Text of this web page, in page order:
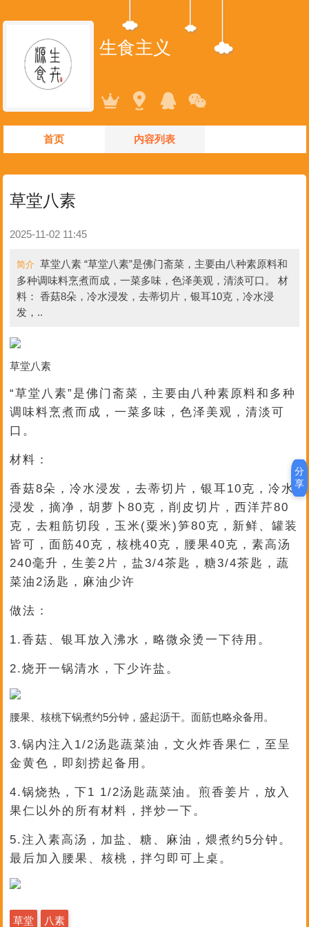
生食主义
首页 内容列表
草堂八素
2025-11-02 11:45
简介 草堂八素 “草堂八素”是佛门斋菜，主要由八种素原料和
多种调味料烹煮而成，一菜多味，色泽美观，清淡可口。 材
料： 香菇8朵，冷水浸发，去蒂切片，银耳10克，冷水浸
发，..
草堂八素
“草堂八素”是佛门斋菜，主要由八种素原料和多种
调味料烹煮而成，一菜多味，色泽美观，清淡可
口。
材料：
香菇8朵，冷水浸发，去蒂切片，银耳10克，冷水
浸发，摘净，胡萝卜80克，削皮切片，西洋芹80
克，去粗筋切段，玉米(粟米)笋80克，新鲜、罐装
皆可，面筋40克，核桃40克，腰果40克，素高汤
240毫升，生姜2片，盐3/4茶匙，糖3/4茶匙，蔬
菜油2汤匙，麻油少许
做法：
1.香菇、银耳放入沸水，略微汆烫一下待用。
2.烧开一锅清水，下少许盐。
腰果、核桃下锅煮约5分钟，盛起沥干。面筋也略汆备用。
3.锅内注入1/2汤匙蔬菜油，文火炸香果仁，至呈
金黄色，即刻捞起备用。
4.锅烧热，下1 1/2汤匙蔬菜油。煎香姜片，放入
果仁以外的所有材料，拌炒一下。
5.注入素高汤，加盐、糖、麻油，煨煮约5分钟。
最后加入腰果、核桃，拌匀即可上桌。
草堂 八素
分
享